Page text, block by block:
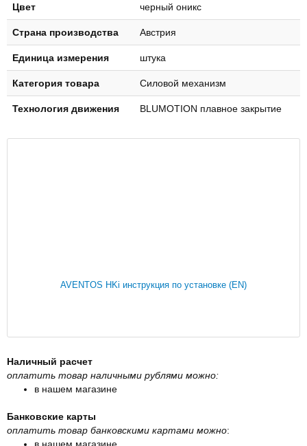
Цвет черный оникс
Страна производства Австрия
Единица измерения штука
Категория товара Силовой механизм
Технология движения BLUMOTION плавное закрытие
AVENTOS HKi инструкция по установке (EN)
Наличный расчет
оплатить товар наличными рублями можно:
в нашем магазине
Банковские карты
оплатить товар банковскими картами можно:
в нашем магазине